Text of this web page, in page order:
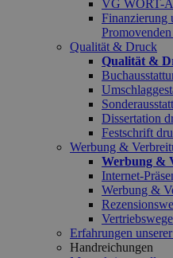
VG WORT-
Finanzierung
Qualität & Druck
Qualität &
Dissertation
Festschrift
Werbung &
Werbung &
Internet-
Werbung &
Vertriebswege
Erfahrungen
Handreichungen